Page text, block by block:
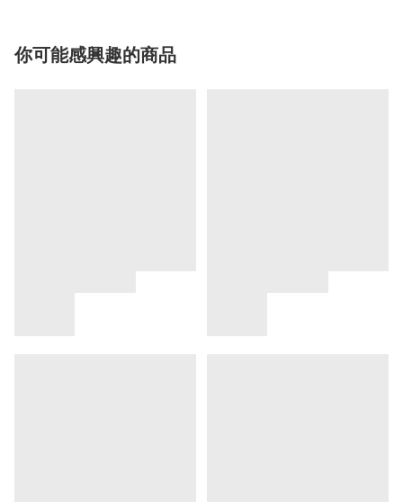
你可能感興趣的商品